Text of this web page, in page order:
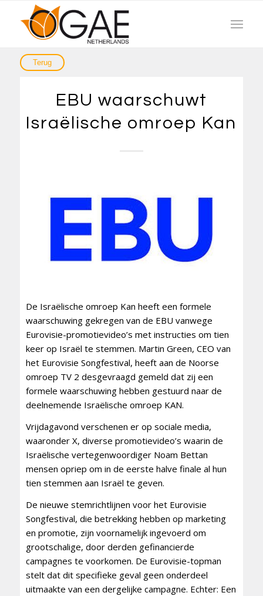
EBU waarschuwt
Israëlische omroep Kan
De Israëlische omroep Kan heeft een formele
waarschuwing gekregen van de EBU vanwege
Eurovisie-promotievideo’s met instructies om tien
keer op Israël te stemmen. Martin Green, CEO van
het Eurovisie Songfestival, heeft aan de Noorse
omroep TV 2 desgevraagd gemeld dat zij een
formele waarschuwing hebben gestuurd naar de
deelnemende Israëlische omroep KAN.
Vrijdagavond verschenen er op sociale media,
waaronder X, diverse promotievideo’s waarin de
Israëlische vertegenwoordiger Noam Bettan
mensen opriep om in de eerste halve finale al hun
tien stemmen aan Israël te geven.
De nieuwe stemrichtlijnen voor het Eurovisie
Songfestival, die betrekking hebben op marketing
en promotie, zijn voornamelijk ingevoerd om
grootschalige, door derden gefinancierde
campagnes te voorkomen. De Eurovisie-topman
stelt dat dit specifieke geval geen onderdeel
uitmaakte van een dergelijke campagne. Echter: Een